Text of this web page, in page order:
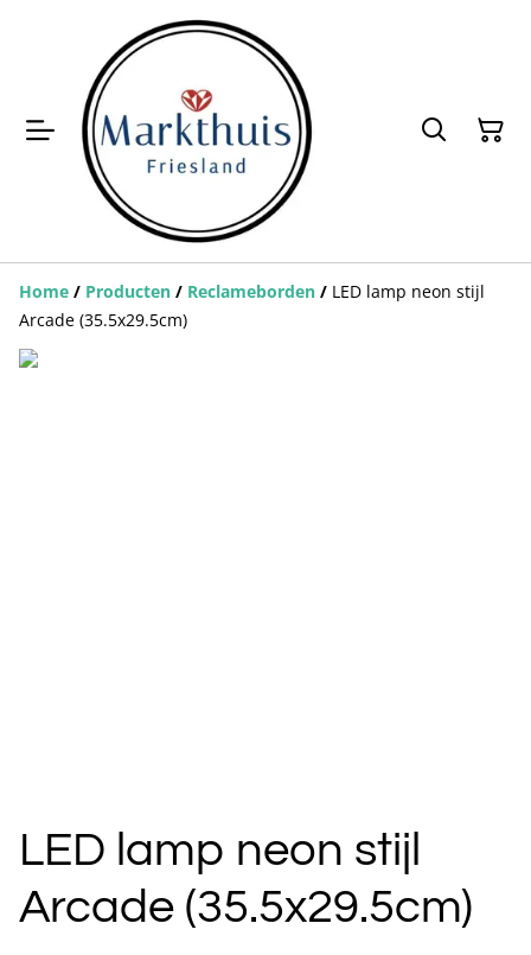
Home / Producten / Reclameborden / LED lamp neon stijl
Arcade (35.5x29.5cm)
LED lamp neon stijl
Arcade (35.5x29.5cm)